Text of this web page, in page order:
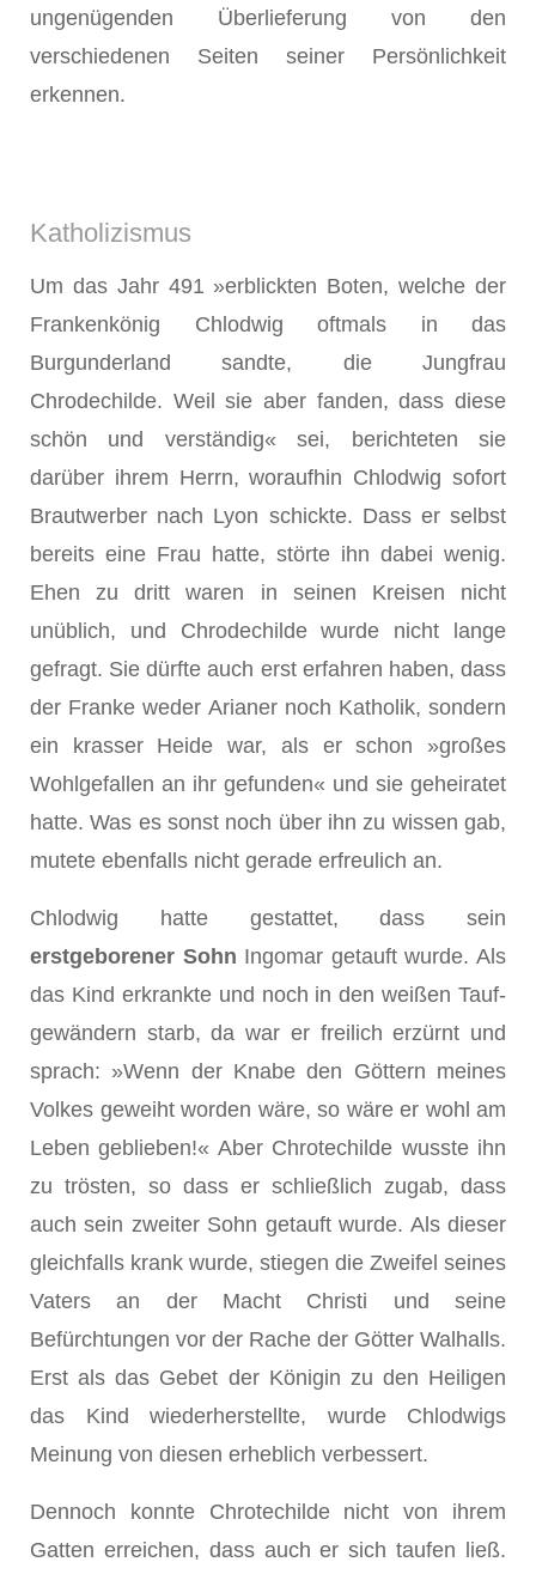
ungenügenden Überlie­ferung von den
verschiedenen Seiten seiner Persönlichkeit
erkennen.
Katholizismus
Um das Jahr 491 »erblickten Boten, welche der
Frankenkönig Chlodwig oftmals in das
Burgunderland sandte, die Jungfrau
Chrodechilde. Weil sie aber fanden, dass diese
schön und verständig« sei, berichteten sie
darüber ihrem Herrn, woraufhin Chlodwig sofort
Brautwerber nach Lyon schickte. Dass er selbst
bereits eine Frau hatte, störte ihn dabei wenig.
Ehen zu dritt waren in seinen Kreisen nicht
unüblich, und Chrodechilde wurde nicht lange
gefragt. Sie dürfte auch erst erfahren haben, dass
der Franke weder Arianer noch Katholik, sondern
ein krasser Heide war, als er schon »großes
Wohlgefallen an ihr gefunden« und sie geheiratet
hatte. Was es sonst noch über ihn zu wissen gab,
mutete ebenfalls nicht gerade erfreulich an.
Chlodwig hatte gestattet, dass sein
erstgeborener Sohn Ingomar getauft wurde. Als
das Kind erkrankte und noch in den weißen Tauf­
gewändern starb, da war er freilich erzürnt und
sprach: »Wenn der Knabe den Göttern meines
Volkes geweiht worden wäre, so wäre er wohl am
Leben geblieben!« Aber Chrotechilde wusste ihn
zu trösten, so dass er schließlich zugab, dass
auch sein zweiter Sohn getauft wurde. Als dieser
gleichfalls krank wurde, stiegen die Zweifel seines
Vaters an der Macht Christi und seine
Befürchtungen vor der Rache der Götter Walhalls.
Erst als das Gebet der Königin zu den Heiligen
das Kind wiederherstellte, wurde Chlodwigs
Meinung von diesen erheblich verbessert.
Dennoch konnte Chrotechilde nicht von ihrem
Gatten erreichen, dass auch er sich taufen ließ.